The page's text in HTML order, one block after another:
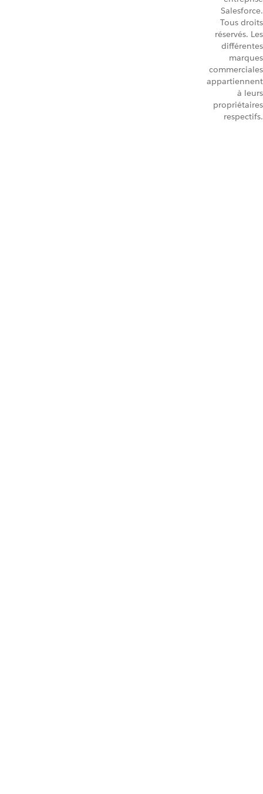
Salesforce.
Tous droits
réservés. Les
différentes
marques
commerciales
appartiennent
à leurs
propriétaires
respectifs.